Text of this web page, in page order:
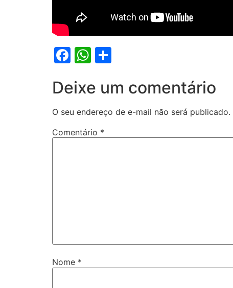
Facebook
WhatsApp
Deixe um comentário
O seu endereço de e-mail não será publicado.
Comentário *
Nome *